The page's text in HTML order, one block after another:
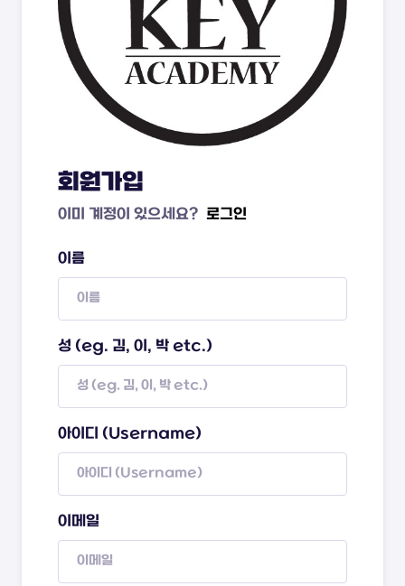
회원가입
이미 계정이 있으세요? 로그인
이름
성 (eg. 김, 이, 박 etc.)
아이디 (Username)
이메일